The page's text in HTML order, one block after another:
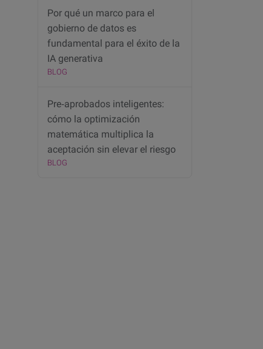
Por qué un marco para el
gobierno de datos es
fundamental para el éxito de la
IA generativa
BLOG
Pre‑aprobados inteligentes:
cómo la optimización
matemática multiplica la
aceptación sin elevar el riesgo
BLOG